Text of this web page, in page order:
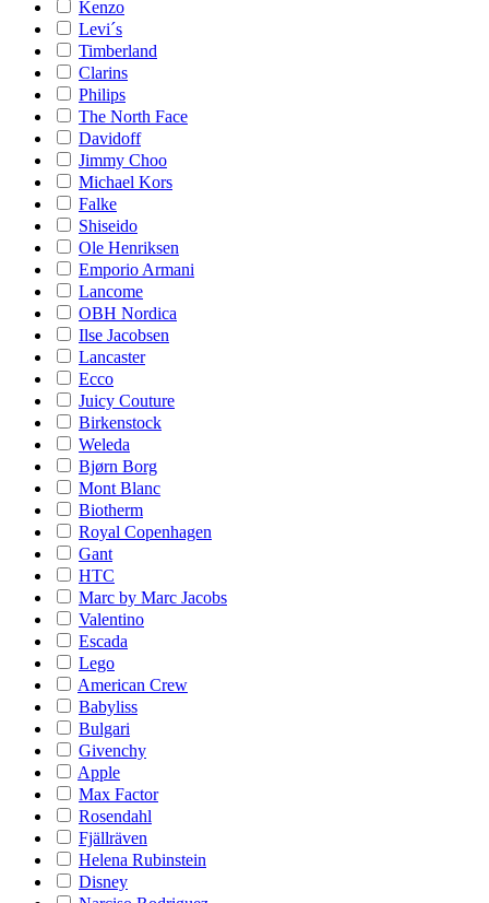
Kenzo
Levi´s
Timberland
Clarins
Philips
The North Face
Davidoff
Jimmy Choo
Michael Kors
Falke
Shiseido
Ole Henriksen
Emporio Armani
Lancome
OBH Nordica
Ilse Jacobsen
Lancaster
Ecco
Juicy Couture
Birkenstock
Weleda
Bjørn Borg
Mont Blanc
Biotherm
Royal Copenhagen
Gant
HTC
Marc by Marc Jacobs
Valentino
Escada
Lego
American Crew
Babyliss
Bulgari
Givenchy
Apple
Max Factor
Rosendahl
Fjällräven
Helena Rubinstein
Disney